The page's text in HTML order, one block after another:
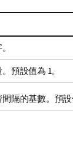
預設值為 1。
隔的基數。預設